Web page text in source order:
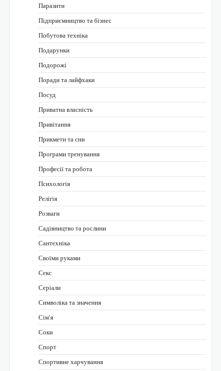
Паразити
Підприємництво та бізнес
Побутова техніка
Подарунки
Подорожі
Поради та лайфхаки
Посуд
Приватна власність
Привітання
Прикмети та сни
Програми тренування
Професії та робота
Психологія
Релігія
Розваги
Садівництво та рослини
Сантехніка
Своїми руками
Секс
Серіали
Символіка та значення
Сім’я
Соки
Спорт
Спортивне харчування